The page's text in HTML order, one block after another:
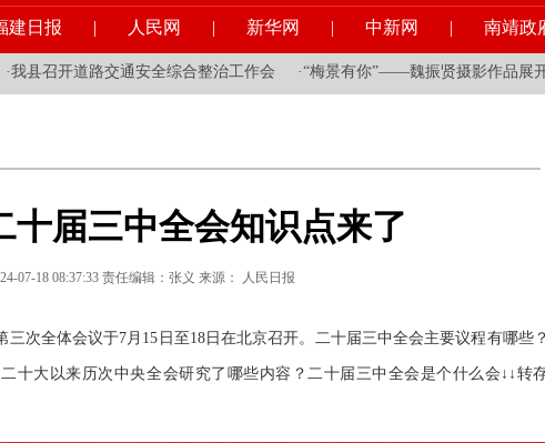
建日报 | 人民网 | 新华网 | 中新网 | 南靖政
合整治工作会 ·“梅景有你”——魏振贤摄影作品展开展 ·县领导到县一职
十届三中全会知识点来了
07-18 08:37:33 责任编辑：张义 来源： 人民日报
三次全体会议于7月15日至18日在北京召开。二十届三中全会主要议程有哪些
十大以来历次中央全会研究了哪些内容？二十届三中全会是个什么会↓↓转